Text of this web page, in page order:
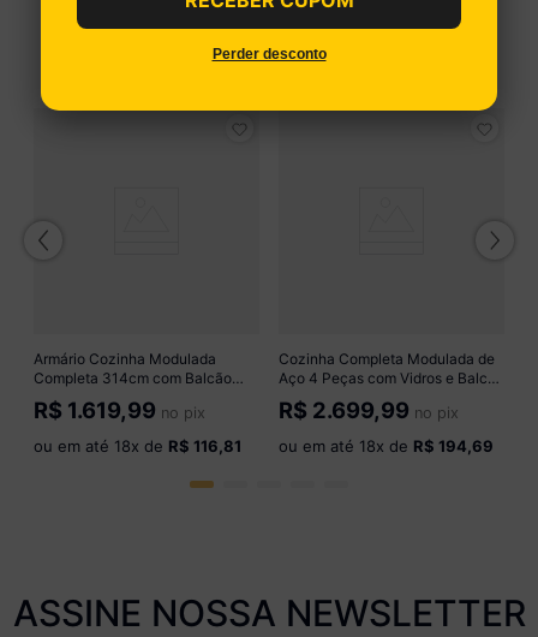
VEJA PRODUTOS SIMILARES
Armário Cozinha Modulada
Completa 314cm com Balcão
Veneza Multimóveis MP3757
Preto/Dourado
R$ 1.619,99 no pix
ou em até 18x de R$ 116,81
Cozinha Completa Modulada de
Aço 4 Peças com Vidros e Balcão
Multimóveis CR20353 Branco
R$ 2.699,99 no pix
ou em até 18x de R$ 194,69
ASSINE NOSSA NEWSLETTER
Perder desconto